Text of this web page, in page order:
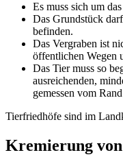
Es muss sich um
Das Grundstück
befinden.
Das Vergraben ist
öffentlichen Wegen
Das Tier muss so
ausreichenden,
gemessen vom
Tierfriedhöfe sind im
Kremierung